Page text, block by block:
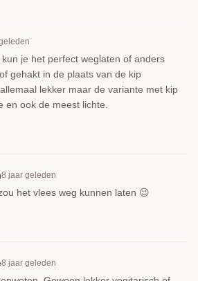
kun je het perfect weglaten of anders
gehakt in de plaats van de kip
lekker maar de variante met kip
en ook de meest lichte.
8 jaar geleden
het vlees weg kunnen laten 😉
8 jaar geleden